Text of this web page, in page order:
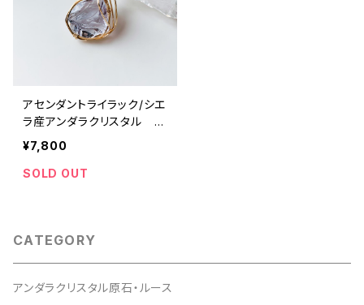
アセンダントライラック/シエ
ラ産アンダラクリスタル ワ
イヤーペンダントal-wp1
¥7,800
SOLD OUT
CATEGORY
アンダラクリスタル原石・ルース